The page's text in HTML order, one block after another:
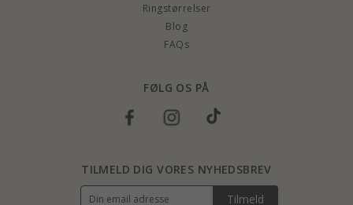
Ringstørrelser
Blog
FAQs
FØLG OS PÅ
TILMELD DIG VORES NYHEDSBREV
Tilmeld